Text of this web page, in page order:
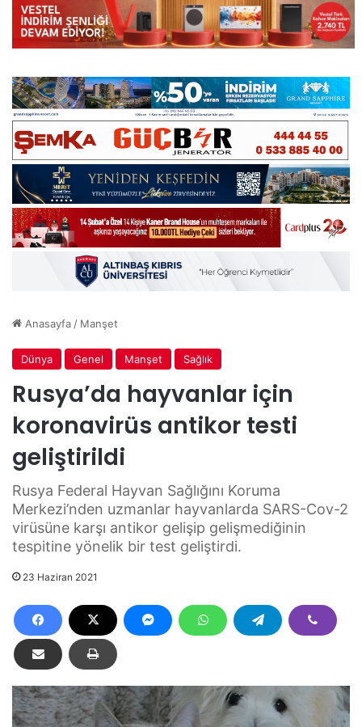
Anasayfa / Manşet
Dünya Genel Manşet Sağlık
Rusya’da hayvanlar için
koronavirüs antikor testi
geliştirildi
Rusya Federal Hayvan Sağlığını Koruma
Merkezi’nden uzmanlar hayvanlarda SARS-Cov-2
virüsüne karşı antikor gelişip gelişmediğinin
tespitine yönelik bir test geliştirdi.
23 Haziran 2021